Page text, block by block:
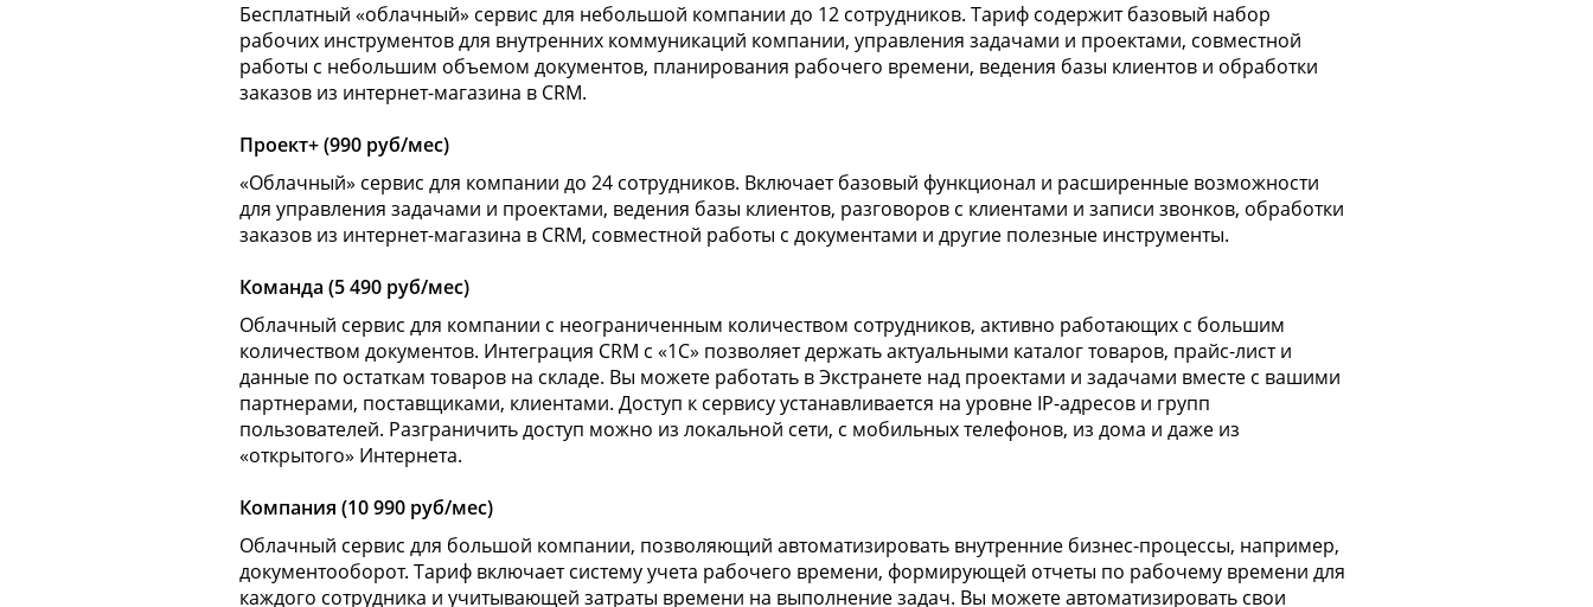
Бесплатный «облачный» сервис для небольшой компании до 12 сотрудников. Тариф содержит базовый набор
рабочих инструментов для внутренних коммуникаций компании, управления задачами и проектами, совместной
работы с небольшим объемом документов, планирования рабочего времени, ведения базы клиентов и обработки
заказов из интернет-магазина в CRM.
Проект+ (990 руб/мес)
«Облачный» сервис для компании до 24 сотрудников. Включает базовый функционал и расширенные возможности
для управления задачами и проектами, ведения базы клиентов, разговоров с клиентами и записи звонков, обработки
заказов из интернет-магазина в CRM, совместной работы с документами и другие полезные инструменты.
Команда (5 490 руб/мес)
Облачный сервис для компании с неограниченным количеством сотрудников, активно работающих с большим
количеством документов. Интеграция CRM с «1С» позволяет держать актуальными каталог товаров, прайс-лист и
данные по остаткам товаров на складе. Вы можете работать в Экстранете над проектами и задачами вместе с вашими
партнерами, поставщиками, клиентами. Доступ к сервису устанавливается на уровне IP-адресов и групп
пользователей. Разграничить доступ можно из локальной сети, с мобильных телефонов, из дома и даже из
«открытого» Интернета.
Компания (10 990 руб/мес)
Облачный сервис для большой компании, позволяющий автоматизировать внутренние бизнес-процессы, например,
документооборот. Тариф включает систему учета рабочего времени, формирующей отчеты по рабочему времени для
каждого сотрудника и учитывающей затраты времени на выполнение задач. Вы можете автоматизировать свои